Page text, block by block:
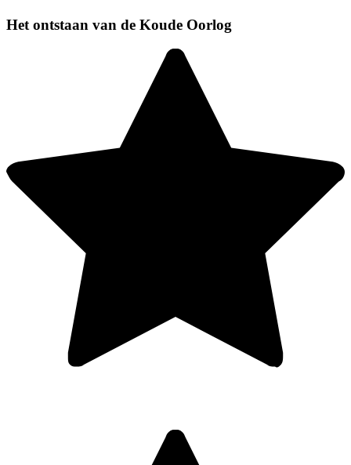
Het ontstaan van de Koude Oorlog